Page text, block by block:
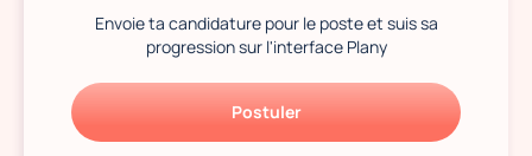
Envoie ta candidature pour le poste et suis sa
progression sur l'interface Plany
Postuler